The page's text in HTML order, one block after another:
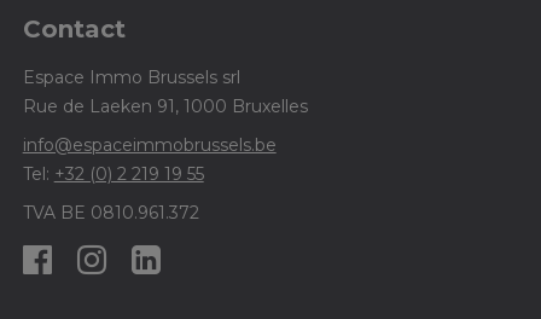
Contact
Espace Immo Brussels srl
Rue de Laeken 91, 1000 Bruxelles
info@espaceimmobrussels.be
Tel: +32 (0) 2 219 19 55
TVA BE 0810.961.372